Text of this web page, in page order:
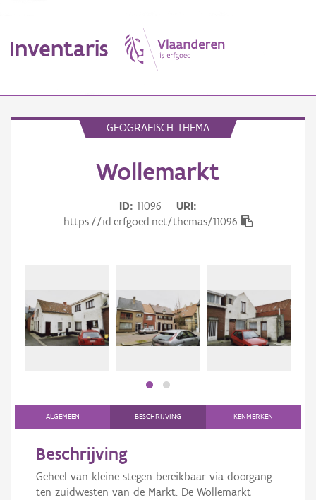
Inventaris
Persoon of collectief
Aanmelden
GEOGRAFISCH THEMA
Wollemarkt
ID 11096
URI
https://id.erfgoed.net/themas/11096
ALGEMEEN BESCHRIJVING KENMERKEN
Beschrijving
Geheel van kleine stegen bereikbaar via doorgang
ten zuidwesten van de Markt. De Wollemarkt